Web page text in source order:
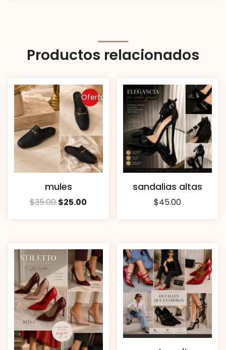
Productos relacionados
Oferta
mules
$35.00 $25.00
sandalias altas
$45.00